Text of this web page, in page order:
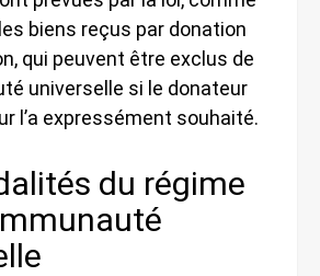
biens reçus par donation
qui peuvent être exclus de
universelle si le donateur
l’a expressément souhaité.
du régime